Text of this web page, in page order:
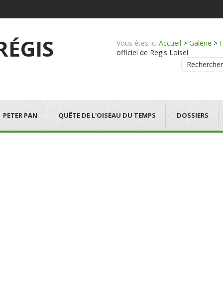
Vous êtes ici Accueil > Galerie >
officiel de Regis Loisel
Rechercher
PETER PAN QUÊTE DE L'OISEAU DU TEMPS DOSSIERS